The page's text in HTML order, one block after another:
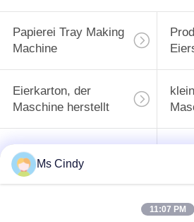
Papierei Tray Making
Machine
Eierkarton, der
Maschine herstellt
Maschine zur
Herstellung von
Eierschalen
Ms Cindy
11:07 PM